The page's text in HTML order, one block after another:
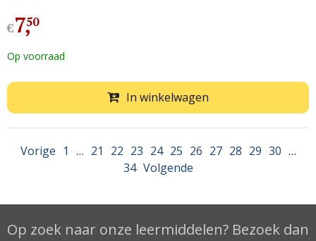
€7,
50
Op voorraad
In winkelwagen
Vorige 1 … 21 22 23 24 25 26 27 28 29 30 …
34 Volgende
Op zoek naar onze leermiddelen? Bezoek dan